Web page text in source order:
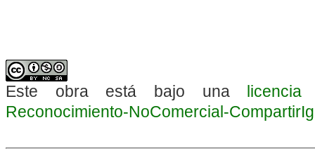
Este obra está bajo una
Reconocimiento-NoComercial-